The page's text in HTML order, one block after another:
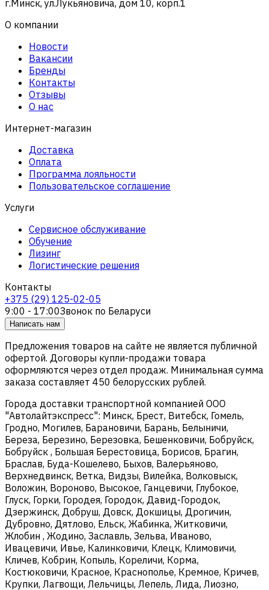
г.Минск, ул.Лукьяновича, дом 10, корп.1
О компании
Новости
Вакансии
Бренды
Контакты
Отзывы
О нас
Интернет-магазин
Доставка
Оплата
Программа лояльности
Пользовательское соглашение
Услуги
Сервисное обслуживание
Обучение
Лизинг
Логистические решения
Контакты
+375 (29) 125-02-05
9:00 - 17:00Звонок по Беларуси
Написать нам
Предложения товаров на сайте не является публичной
офертой. Договоры купли-продажи товара
оформляются через отдел продаж. Минимальная сумма
заказа составляет 450 белорусских рублей.
Города доставки транспортной компанией ООО
"Автолайтэкспресс": Минск, Брест, Витебск, Гомель,
Гродно, Могилев, Барановичи, Барань, Белыничи,
Береза, Березино, Березовка, Бешенковичи, Бобруйск,
Бобруйск , Большая Берестовица, Борисов, Брагин,
Браслав, Буда-Кошелево, Быхов, Валерьяново,
Верхнедвинск, Ветка, Видзы, Вилейка, Волковыск,
Воложин, Вороново, Высокое, Ганцевичи, Глубокое,
Глуск, Горки, Городея, Городок, Давид-Городок,
Дзержинск, Добруш, Довск, Докшицы, Дрогичин,
Дубровно, Дятлово, Ельск, Жабинка, Житковичи,
Жлобин , Жодино, Заславль, Зельва, Иваново,
Ивацевичи, Ивье, Калинковичи, Клецк, Климовичи,
Кличев, Кобрин, Копыль, Кореличи, Корма,
Костюковичи, Красное, Краснополье, Кремное, Кричев,
Крупки, Лагвощи, Лельчицы, Лепель, Лида, Лиозно,